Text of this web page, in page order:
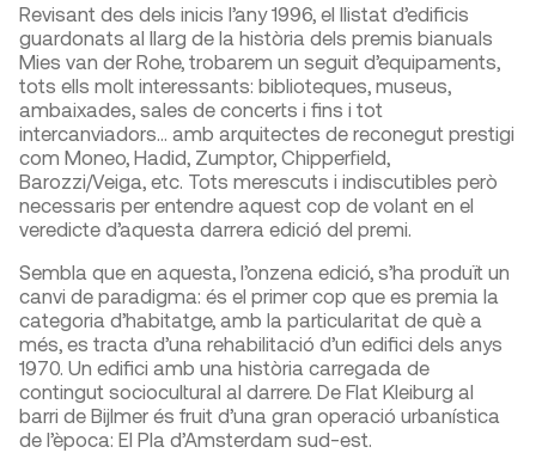
Revisant des dels inicis l’any 1996, el llistat d’edificis
guardonats al llarg de la història dels premis bianuals
Mies van der Rohe, trobarem un seguit d’equipaments,
tots ells molt interessants: biblioteques, museus,
ambaixades, sales de concerts i fins i tot
intercanviadors… amb arquitectes de reconegut prestigi
com Moneo, Hadid, Zumptor, Chipperfield,
Barozzi/Veiga, etc. Tots merescuts i indiscutibles però
necessaris per entendre aquest cop de volant en el
veredicte d’aquesta darrera edició del premi.
Sembla que en aquesta, l’onzena edició, s’ha produït un
canvi de paradigma: és el primer cop que es premia la
categoria d’habitatge, amb la particularitat de què a
més, es tracta d’una rehabilitació d’un edifici dels anys
1970. Un edifici amb una història carregada de
contingut sociocultural al darrere. De Flat Kleiburg al
barri de Bijlmer és fruit d’una gran operació urbanística
de l’època: El Pla d’Amsterdam sud-est.